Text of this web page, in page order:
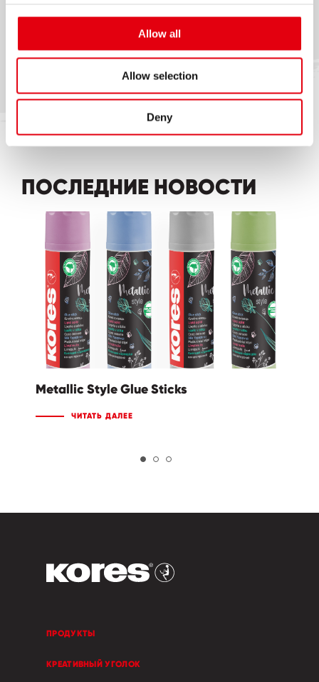
Allow all
Allow selection
Deny
ПОСЛЕДНИЕ НОВОСТИ
Metallic Style Glue Sticks
ЧИТАТЬ ДАЛЕЕ
ПРОДУКТЫ
КРЕАТИВНЫЙ УГОЛОК